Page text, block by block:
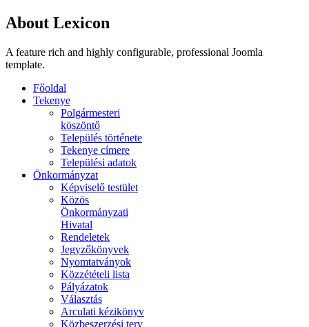
About Lexicon
A feature rich and highly configurable, professional Joomla
template.
Főoldal
Tekenye
Polgármesteri
köszöntő
Település története
Tekenye címere
Települési adatok
Önkormányzat
Képviselő testület
Közös
Önkormányzati
Hivatal
Rendeletek
Jegyzőkönyvek
Nyomtatványok
Közzétételi lista
Pályázatok
Választás
Arculati kézikönyv
Közbeszerzési terv